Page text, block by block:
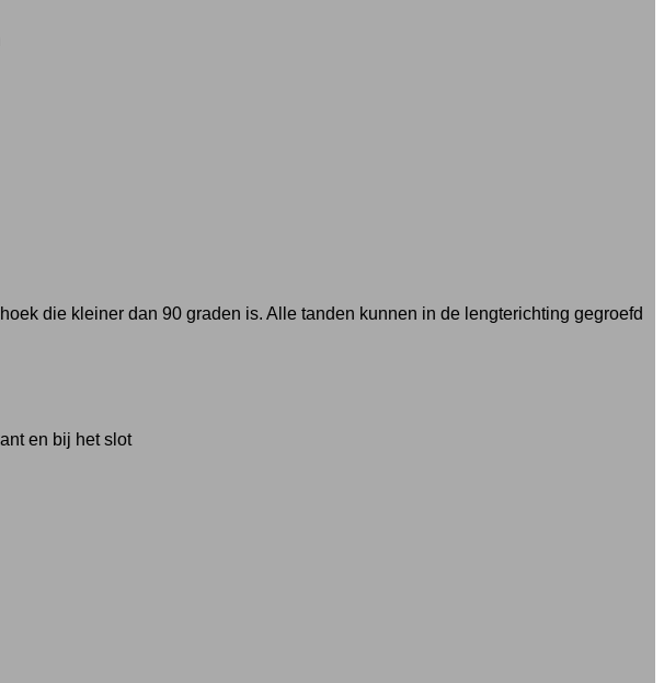
die kleiner dan 90 graden is. Alle tanden kunnen in de lengterichting gegroefd
en bij het slot